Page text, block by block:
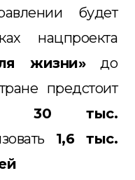
будет
нацпроекта
жизни»до
предстоит
30 тыс.
1,6 тыс.